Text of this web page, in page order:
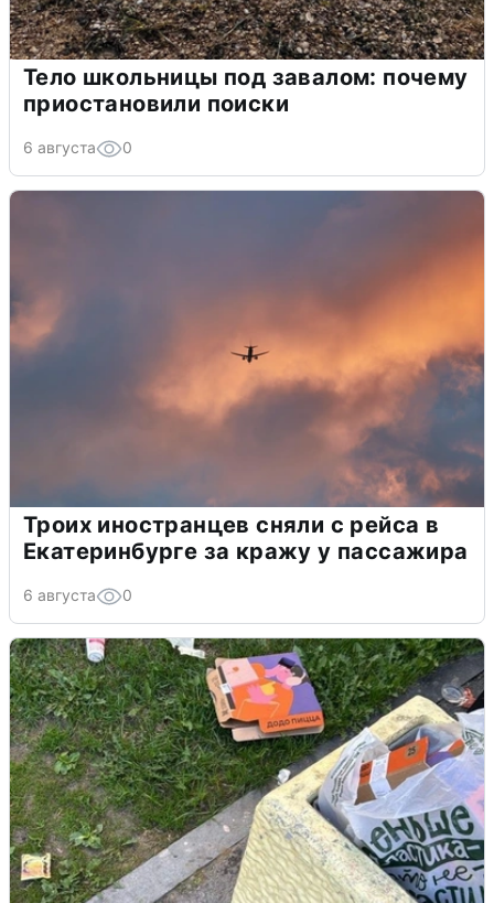
Тело школьницы под завалом: почему
приостановили поиски
6 августа 0
Троих иностранцев сняли с рейса в
Екатеринбурге за кражу у пассажира
6 августа 0